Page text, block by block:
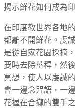
揭示鮮花如何成為
在印度教世界各地
都離不開鮮花。虔
是從自家花園採摘
要時去除莖稈，然
冥想，使人以虔誠
會一邊念咒語，一
花握在合攏的雙手